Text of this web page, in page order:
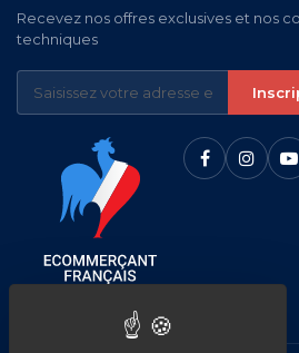
Recevez nos offres exclusives et nos
techniques